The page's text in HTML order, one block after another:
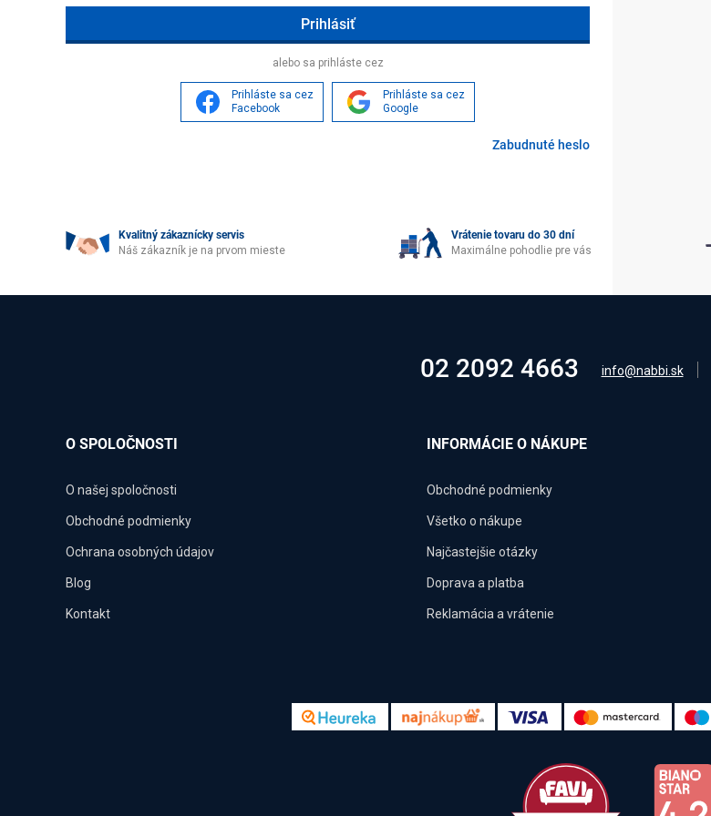
alebo sa prihláste cez
Prihláste sa cez
Facebook
Prihláste sa cez
Google
Zabudnuté heslo
Kvalitný zákaznícky servis
Náš zákazník je na prvom mieste
Vrátenie tovaru do 30 dní
Maximálne pohodlie pre vás
02 2092 4663 info@nabbi.sk
O SPOLOČNOSTI
O našej spoločnosti
Obchodné podmienky
Ochrana osobných údajov
Blog
Kontakt
INFORMÁCIE O NÁKUPE
Obchodné podmienky
Všetko o nákupe
Najčastejšie otázky
Doprava a platba
Reklamácia a vrátenie